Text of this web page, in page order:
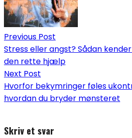
Previous Post
Stress eller angst? Sådan
den rette hjælp
Next Post
Hvorfor bekymringer føles
hvordan du bryder mønsteret
Skriv et svar